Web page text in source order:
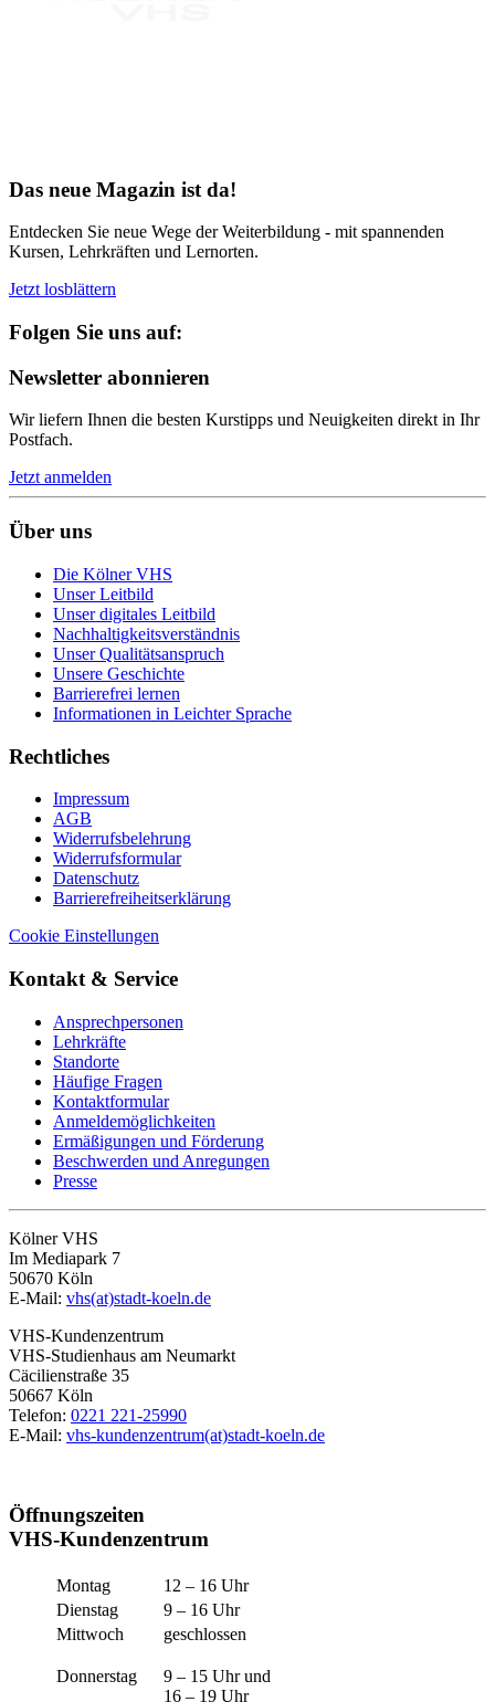
Das neue Magazin ist da!
Entdecken Sie neue Wege der Weiterbildung - mit spannenden
Kursen, Lehrkräften und Lernorten.
Jetzt losblättern
Folgen Sie uns auf:
Newsletter abonnieren
Wir liefern Ihnen die besten Kurstipps und Neuigkeiten direkt in Ihr
Postfach.
Jetzt anmelden
Über uns
Die Kölner VHS
Unser Leitbild
Unser digitales Leitbild
Nachhaltigkeitsverständnis
Unser Qualitätsanspruch
Unsere Geschichte
Barrierefrei lernen
Informationen in Leichter Sprache
Rechtliches
Impressum
AGB
Widerrufsbelehrung
Widerrufsformular
Datenschutz
Barrierefreiheitserklärung
Cookie Einstellungen
Kontakt & Service
Ansprechpersonen
Lehrkräfte
Standorte
Häufige Fragen
Kontaktformular
Anmeldemöglichkeiten
Ermäßigungen und Förderung
Beschwerden und Anregungen
Presse
Kölner VHS
Im Mediapark 7
50670 Köln
E-Mail: vhs(at)stadt-koeln.de
VHS-Kundenzentrum
VHS-Studienhaus am Neumarkt
Cäcilienstraße 35
50667 Köln
Telefon: 0221 221-25990
E-Mail: vhs-kundenzentrum(at)stadt-koeln.de
Öffnungszeiten
VHS-Kundenzentrum
Montag
12 – 16 Uhr
Dienstag
9 – 16 Uhr
Mittwoch
geschlossen
Donnerstag
9 – 15 Uhr und
16 – 19 Uhr